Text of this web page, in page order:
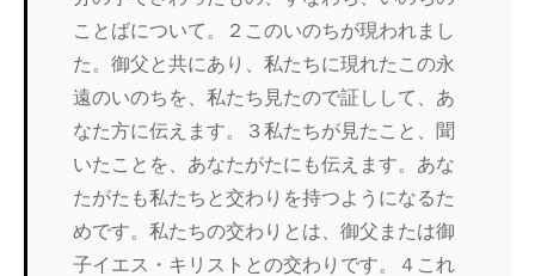
ことばについて。２このいのちが現われまし
た。御父と共にあり、私たちに現れたこの永
遠のいのちを、私たち見たので証しして、あ
なた方に伝えます。３私たちが見たこと、聞
いたことを、あなたがたにも伝えます。あな
たがたも私たちと交わりを持つようになるた
めです。私たちの交わりとは、御父または御
子イエス・キリストとの交わりです。４これ